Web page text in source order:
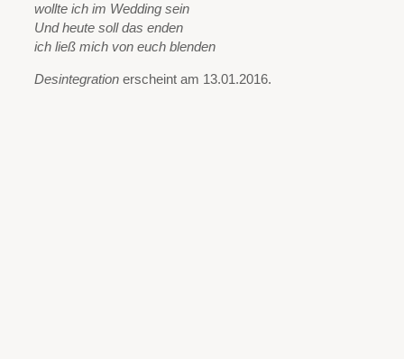
wollte ich im Wedding sein
Und heute soll das enden
ich ließ mich von euch blenden
Desintegration erscheint am 13.01.2016.